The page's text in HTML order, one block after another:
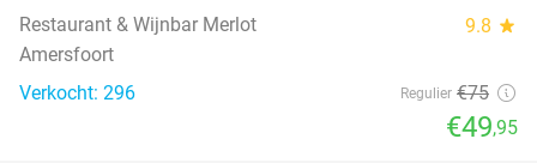
Restaurant & Wijnbar Merlot 9.8 star
Amersfoort
Verkocht: 296
Regulier €75
€49,95